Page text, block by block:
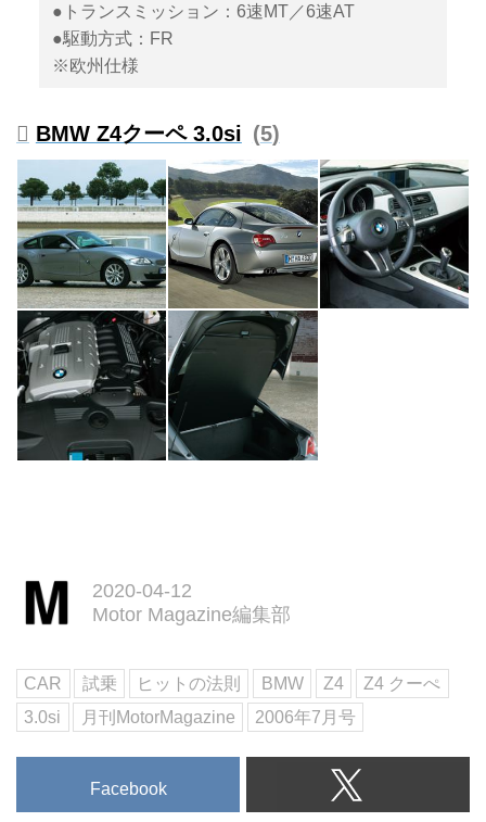
●トランスミッション：6速MT／6速AT
●駆動方式：FR
※欧州仕様
BMW Z4クーペ 3.0si 5
2020-04-12
Motor Magazine編集部
CAR 試乗 ヒットの法則 BMW Z4
Z4 クーぺ
3.0si
月刊MotorMagazine 2006年7月号
Facebook